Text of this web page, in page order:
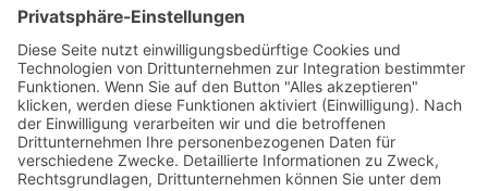
reCaptcha v3-Service zu laden!
reCAPTCHA, um Ihre eingegebenen Informationen zu
überprüfen. Dieser Service kann Daten zu Ihren
Aktivitäten sammeln. Bittelesen Sie die Details durch
undstimmen Sie der Nutzung des Service zu, um
fortzufahren.